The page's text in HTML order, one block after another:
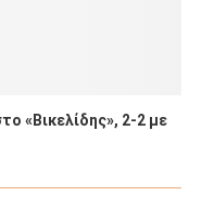
«Βικελίδης», 2-2 με